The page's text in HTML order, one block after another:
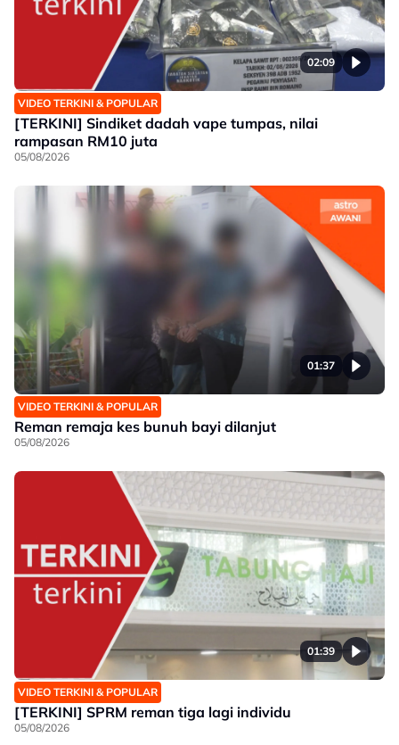
02:09
VIDEO TERKINI & POPULAR
[TERKINI] Sindiket dadah vape tumpas, nilai
rampasan RM10 juta
05/08/2026
01:37
VIDEO TERKINI & POPULAR
Reman remaja kes bunuh bayi dilanjut
05/08/2026
01:39
VIDEO TERKINI & POPULAR
[TERKINI] SPRM reman tiga lagi individu
05/08/2026